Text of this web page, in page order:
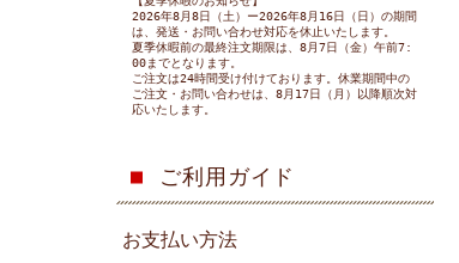
2026年8月8日（土）ー2026年8月16日（日）の期間
は、発送・お問い合わせ対応を休止いたします。
夏季休暇前の最終注文期限は、8月7日（金）午前7:
00までとなります。
ご注文は24時間受け付けております。休業期間中の
ご注文・お問い合わせは、8月17日（月）以降順次対
応いたします。
ご利用ガイド
お支払い方法